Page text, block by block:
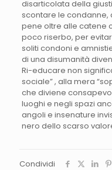
disarticolata della
scontare le
pene oltre alle catene
poco riserbo, per
soliti condoni e
di una disumanità
Ri-educare non
sociale” , alla mera
che diviene
luoghi e negli spazi
angoli e insenature
nero dello scarso
Condividi